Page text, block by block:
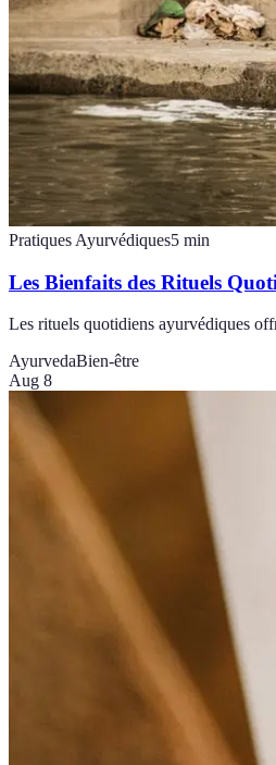
Pratiques Ayurvédiques5 min
Les Bienfaits des Rituels
Les rituels quotidiens ayurvédiques
AyurvedaBien-être
Aug 8